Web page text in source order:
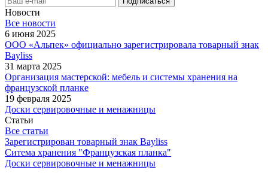
Новости
Все новости
6 июня 2025
ООО «Альпек» официально зарегистрировала товарный знак
Bayliss
31 марта 2025
Организация мастерской: мебель и системы хранения на
французской планке
19 февраля 2025
Доски сервировочные и менажницы
Статьи
Все статьи
Зарегистрирован товарный знак Bayliss
Ситема хранения "Французская планка"
Доски сервировочные и менажницы